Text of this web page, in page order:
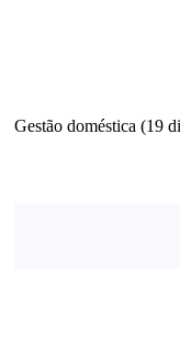
Gestão doméstica (19